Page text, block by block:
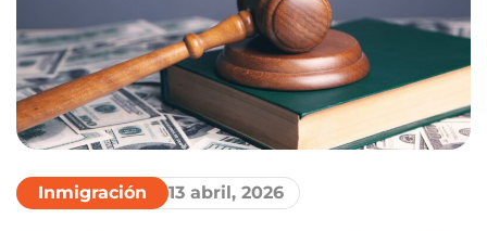
Inmigración 13 abril, 2026